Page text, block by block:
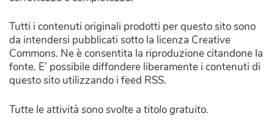
Tutti i contenuti originali prodotti per questo sito sono
da intendersi pubblicati sotto la licenza Creative
Commons. Ne è consentita la riproduzione citandone la
fonte. E’ possibile diffondere liberamente i contenuti di
questo sito utilizzando i feed RSS.
Tutte le attività sono svolte a titolo gratuito.